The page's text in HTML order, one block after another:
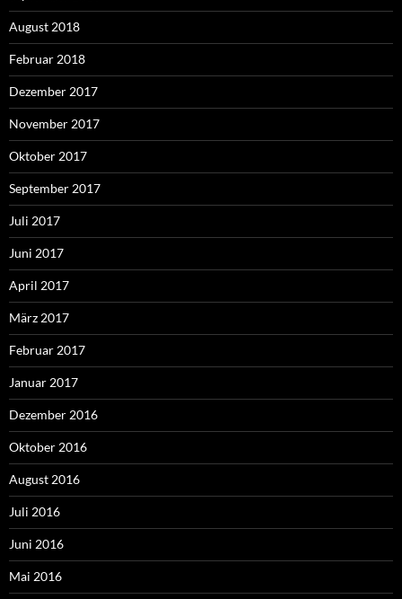
August 2018
Februar 2018
Dezember 2017
November 2017
Oktober 2017
September 2017
Juli 2017
Juni 2017
April 2017
März 2017
Februar 2017
Januar 2017
Dezember 2016
Oktober 2016
August 2016
Juli 2016
Juni 2016
Mai 2016